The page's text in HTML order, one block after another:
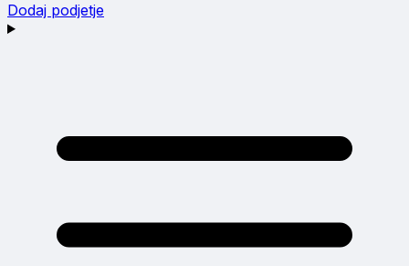
Dodaj podjetje